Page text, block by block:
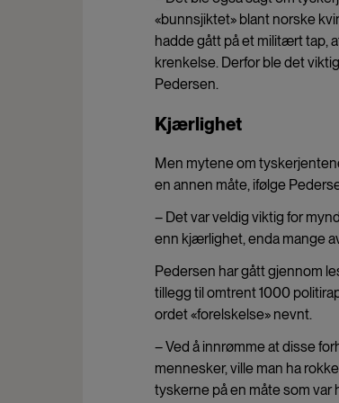
«bunnsjiktet» blant norske
hadde gått på et militært tap,
krenkelse. Derfor ble det
Pedersen.
Kjærlighet
Men mytene om
en annen måte, ifølge
– Det var veldig viktig for
enn kjærlighet, enda mange
Pedersen har gått gjennom
tillegg til omtrent 1000
ordet «forelskelse» nevnt.
– Ved å innrømme at disse
mennesker, ville man ha
tyskerne på en måte som var